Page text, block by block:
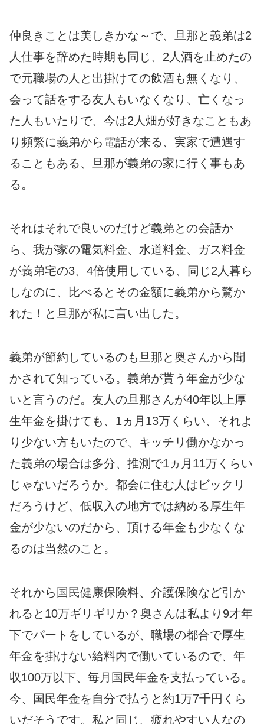
仲良きことは美しきかな～で、旦那と義弟は2
人仕事を辞めた時期も同じ、2人酒を止めたの
で元職場の人と出掛けての飲酒も無くなり、
会って話をする友人もいなくなり、亡くなっ
た人もいたりで、今は2人畑が好きなこともあ
り頻繁に義弟から電話が来る、実家で遭遇す
ることもある、旦那が義弟の家に行く事もあ
る。
それはそれで良いのだけど義弟との会話か
ら、我が家の電気料金、水道料金、ガス料金
が義弟宅の3、4倍使用している、同じ2人暮ら
しなのに、比べるとその金額に義弟から驚か
れた！と旦那が私に言い出した。
義弟が節約しているのも旦那と奥さんから聞
かされて知っている。義弟が貰う年金が少な
いと言うのだ。友人の旦那さんが40年以上厚
生年金を掛けても、1ヵ月13万くらい、それよ
り少ない方もいたので、キッチリ働かなかっ
た義弟の場合は多分、推測で1ヵ月11万くらい
じゃないだろうか。都会に住む人はビックリ
だろうけど、低収入の地方では納める厚生年
金が少ないのだから、頂ける年金も少なくな
るのは当然のこと。
それから国民健康保険料、介護保険など引か
れると10万ギリギリか？奥さんは私より9才年
下でパートをしているが、職場の都合で厚生
年金を掛けない給料内で働いているので、年
収100万以下、毎月国民年金を支払っている。
今、国民年金を自分で払うと約1万7千円くら
いだそうです。私と同じ、疲れやすい人なの